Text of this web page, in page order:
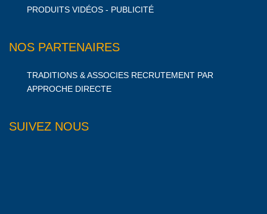
PRODUITS VIDÉOS - PUBLICITÉ
NOS PARTENAIRES
TRADITIONS & ASSOCIES RECRUTEMENT PAR
APPROCHE DIRECTE
SUIVEZ NOUS